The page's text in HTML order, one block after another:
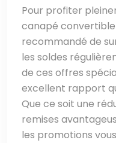
Pour profiter
canapé convertible
recommandé de
les soldes
de ces offres
excellent rapport
Que ce soit une
remises
les promotions